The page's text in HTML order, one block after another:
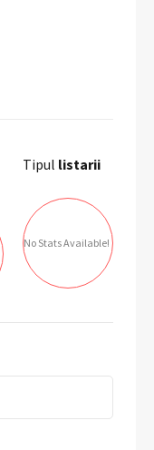
Tipul listarii
No Stats Available!